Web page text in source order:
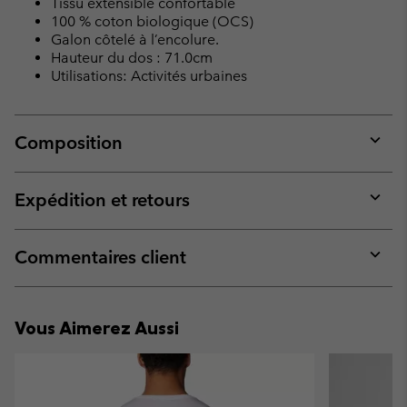
100 % coton biologique (OCS)
Galon côtelé à l’encolure.
Hauteur du dos : 71.0cm
Utilisations: Activités urbaines
Composition
or
Expédition et retours
or
Commentaires client
or
Vous Aimerez Aussi